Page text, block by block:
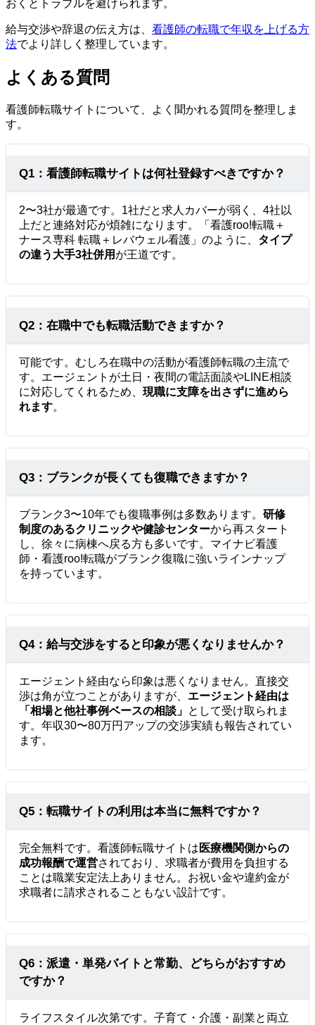
おくとトラブルを避けられます。
給与交渉や辞退の伝え方は、 看護師の転職で年収を上げる方
法でより詳しく整理しています。
よくある質問
看護師転職サイトについて、よく聞かれる質問を整理しま
す。
Q1：看護師転職サイトは何社登録すべきですか？
2〜3社が最適です。1社だと求人カバーが弱く、4社以
上だと連絡対応が煩雑になります。「看護roo!転職＋
ナース専科 転職＋レバウェル看護」のように、 タイプ
の違う大手3社併用 が王道です。
Q2：在職中でも転職活動できますか？
可能です。むしろ在職中の活動が看護師転職の主流で
す。エージェントが土日・夜間の電話面談やLINE相談
に対応してくれるため、 現職に支障を出さずに進めら
れます。
Q3：ブランクが長くても復職できますか？
ブランク3〜10年でも復職事例は多数あります。 研修
制度のあるクリニックや健診センターから再スタート
し、徐々に病棟へ戻る方も多いです。マイナビ看護
師・看護roo!転職がブランク復職に強いラインナップ
を持っています。
Q4：給与交渉をすると印象が悪くなりませんか？
エージェント経由なら印象は悪くなりません。直接交
渉は角が立つことがありますが、 エージェント経由は
「相場と他社事例ベースの相談」 として受け取られま
す。年収30〜80万円アップの交渉実績も報告されてい
ます。
Q5：転職サイトの利用は本当に無料ですか？
完全無料です。看護師転職サイトは 医療機関側からの
成功報酬で運営されており、求職者が費用を負担する
ことは職業安定法上ありません。お祝い金や違約金が
求職者に請求されることもない設計です。
Q6：派遣・単発バイトと常勤、どちらがおすすめ
ですか？
ライフスタイル次第です。子育て・介護・副業と両立